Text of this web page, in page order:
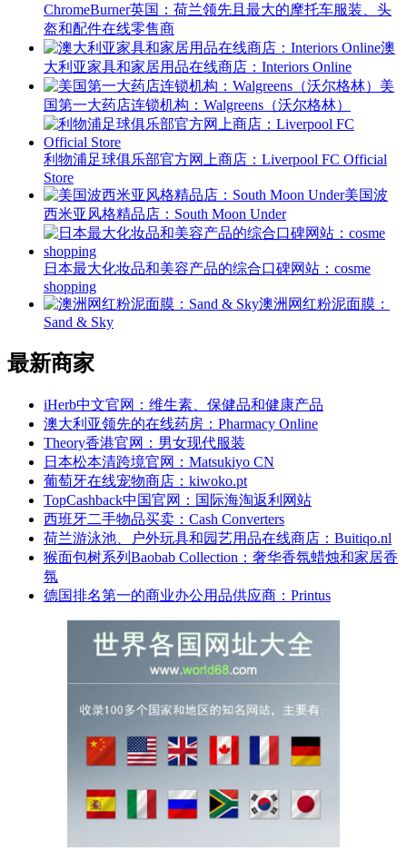
ChromeBurner英国：荷兰领先且最大的摩托车服装、头
盔和配件在线零售商
澳
大利亚家具和家居用品在线商店：Interiors Online
美
国第一大药店连锁机构：Walgreens（沃尔格林）
利物浦足球俱乐部官方网上商店：Liverpool FC Official
Store
美国波
西米亚风格精品店：South Moon Under
日本最大化妆品和美容产品的综合口碑网站：cosme
shopping
澳洲网红粉泥面膜：
Sand & Sky
最新商家
iHerb中文官网：维生素、保健品和健康产品
澳大利亚领先的在线药房：Pharmacy Online
Theory香港官网：男女现代服装
日本松本清跨境官网：Matsukiyo CN
葡萄牙在线宠物商店：kiwoko.pt
TopCashback中国官网：国际海淘返利网站
西班牙二手物品买卖：Cash Converters
荷兰游泳池、户外玩具和园艺用品在线商店：Buitiqo.nl
猴面包树系列Baobab Collection：奢华香氛蜡烛和家居香
氛
德国排名第一的商业办公用品供应商：Printus